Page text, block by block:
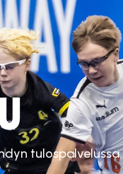
tulospalvelussa.